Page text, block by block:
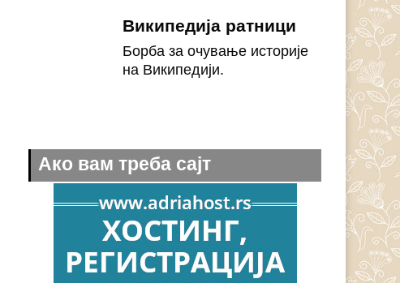
Википедија ратници
Борба за очување историје
на Википедији.
Ако вам треба сајт